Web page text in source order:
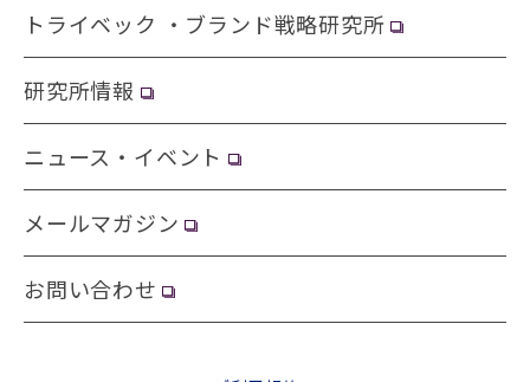
トライベック ・ブランド戦略研究所
研究所情報
ニュース・イベント
メールマガジン
お問い合わせ